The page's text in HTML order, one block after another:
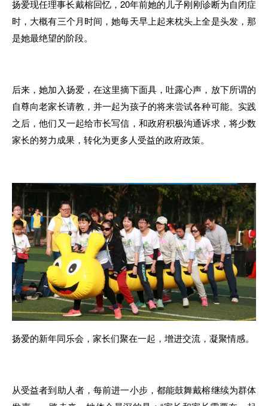
扬爱现任理事长戴榕回忆，20年前她的儿子刚刚诊断为自闭症
时 ， 大概有三个月时间 ，她每天早上起来枕头上全是头发，那
是她最绝望的阶段。
后来，她加入扬爱，在这里摘下面具， 吐露心声 ， 放下所谓的
自尊向老家长请教 ，并一起为孩子的将来尝试各种可能。 实践
之后，他们又一起给市长写信 ， 和政府积极沟通诉求， 将少数
家长的努力成果 ， 转化为更多人受益的政府政策。
扬爱的新年同乐会，家长们聚在一起，增进交流，凝聚情感。
从受益者到助人者，每前进一小步，都能鼓舞戴榕继续为群体